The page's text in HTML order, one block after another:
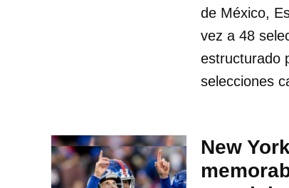
de México,
vez a 48
estructurado
selecciones
New